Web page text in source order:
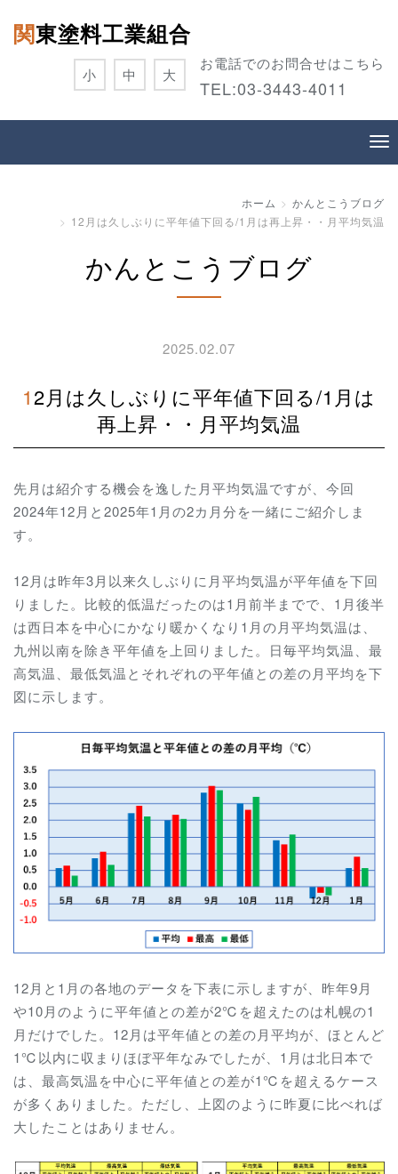
関東塗料工業組合
お電話でのお問合せはこちら
TEL:03-3443-4011
小 中 大
ホーム
かんとこうブログ
12月は久しぶりに平年値下回る/1月は再上昇・・月平均気温
かんとこうブログ
2025.02.07
12月は久しぶりに平年値下回る/1月は
再上昇・・月平均気温
先月は紹介する機会を逸した月平均気温ですが、今回
2024年12月と2025年1月の2カ月分を一緒にご紹介しま
す。
12月は昨年3月以来久しぶりに月平均気温が平年値を下回
りました。比較的低温だったのは1月前半までで、1月後半
は西日本を中心にかなり暖かくなり1月の月平均気温は、
九州以南を除き平年値を上回りました。日毎平均気温、最
高気温、最低気温とそれぞれの平年値との差の月平均を下
図に示します。
12月と1月の各地のデータを下表に示しますが、昨年9月
や10月のように平年値との差が2℃を超えたのは札幌の1
月だけでした。12月は平年値との差の月平均が、ほとんど
1℃以内に収まりほぼ平年なみでしたが、1月は北日本で
は、最高気温を中心に平年値との差が1℃を超えるケース
が多くありました。ただし、上図のように昨夏に比べれば
大したことはありません。